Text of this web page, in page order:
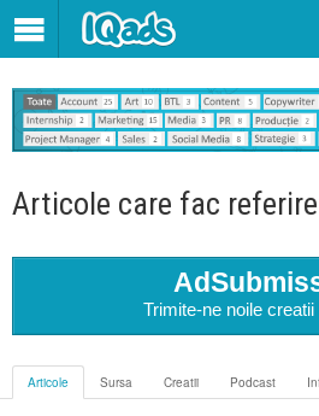
Articole care fac
Trimite-ne noile
Articole Sursa Creatii Podcast